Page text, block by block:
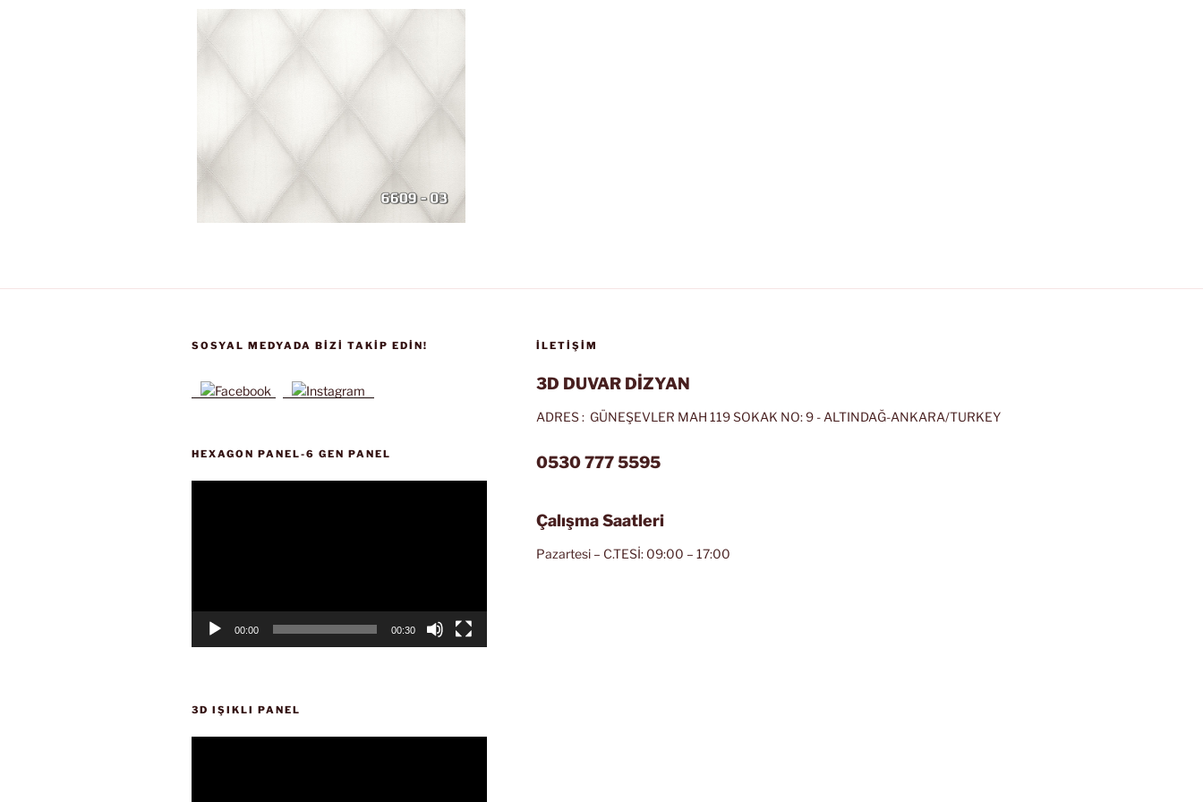
SOSYAL MEDYADA BIZI TAKIP EDIN!
HEXAGON PANEL-6 GEN PANEL
00:00 00:30
3D IŞIKLI PANEL
İLETIŞIM
3D DUVAR DİZYAN
ADRES : GÜNEŞEVLER MAH 119 SOKAK NO: 9 - ALTINDAĞ-ANKARA/TURKEY
0530 777 5595
Çalışma Saatleri
Pazartesi – C.TESİ: 09:00 – 17:00